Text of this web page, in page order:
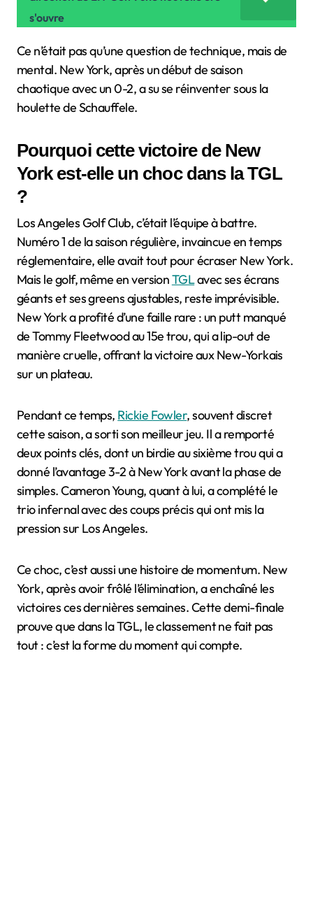
s'ouvre
Ce n’était pas qu’une question de technique, mais de
mental. New York, après un début de saison
chaotique avec un 0-2, a su se réinventer sous la
houlette de Schauffele.
Pourquoi cette victoire de New
York est-elle un choc dans la TGL
?
Los Angeles Golf Club, c’était l’équipe à battre.
Numéro 1 de la saison régulière, invaincue en temps
réglementaire, elle avait tout pour écraser New York.
Mais le golf, même en versionTGLavec ses écrans
géants et ses greens ajustables, reste imprévisible.
New York a profité d’une faille rare : un putt manqué
de Tommy Fleetwood au 15e trou, qui a lip-out de
manière cruelle, offrant la victoire aux New-Yorkais
sur un plateau.
Pendant ce temps, Rickie Fowler, souvent discret
cette saison, a sorti son meilleur jeu. Il a remporté
deux points clés, dont un birdie au sixième trou qui a
donné l’avantage 3-2 à New York avant la phase de
simples. Cameron Young, quant à lui, a complété le
trio infernal avec des coups précis qui ont mis la
pression sur Los Angeles.
Ce choc, c’est aussi une histoire de momentum. New
York, après avoir frôlé l’élimination, a enchaîné les
victoires ces dernières semaines. Cette demi-finale
prouve que dans la TGL, le classement ne fait pas
tout : c’est la forme du moment qui compte.